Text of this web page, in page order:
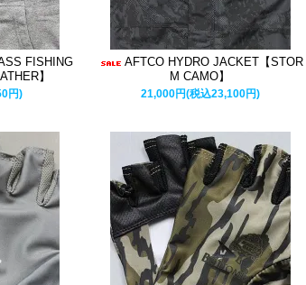
FISHING
】
円)
AFTCO HYDRO JACKET【STOR
M CAMO】
21,000円(税込23,100円)